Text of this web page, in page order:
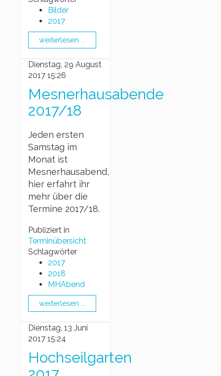
Bilder
2017
weiterlesen ...
Dienstag, 29 August
2017 15:26
Mesnerhausabende
2017/18
Jeden ersten
Samstag im
Monat ist
Mesnerhausabend,
hier erfahrt ihr
mehr über die
Termine 2017/18.
Publiziert in
Terminübersicht
Schlagwörter
2017
2018
MHAbend
weiterlesen ...
Dienstag, 13 Juni
2017 15:24
Hochseilgarten